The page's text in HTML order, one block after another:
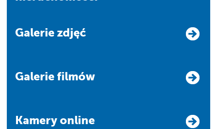
Galerie zdjęć
Galerie filmów
Kamery online